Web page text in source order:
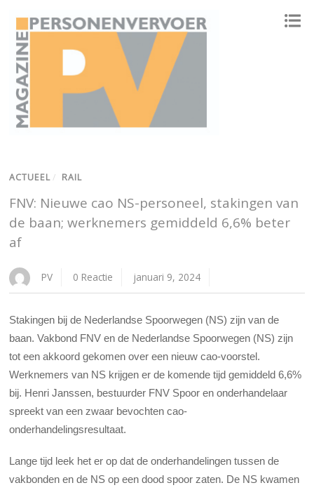
ACTUEEL / RAIL
FNV: Nieuwe cao NS-personeel, stakingen van
de baan; werknemers gemiddeld 6,6% beter
af
PV 0 Reactie januari 9, 2024
Stakingen bij de Nederlandse Spoorwegen (NS) zijn van de
baan. Vakbond FNV en de Nederlandse Spoorwegen (NS) zijn
tot een akkoord gekomen over een nieuw cao-voorstel.
Werknemers van NS krijgen er de komende tijd gemiddeld 6,6%
bij. Henri Janssen, bestuurder FNV Spoor en onderhandelaar
spreekt van een zwaar bevochten cao-
onderhandelingsresultaat.
Lange tijd leek het er op dat de onderhandelingen tussen de
vakbonden en de NS op een dood spoor zaten. De NS kwamen